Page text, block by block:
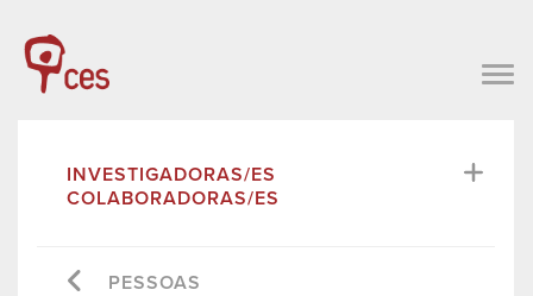
INVESTIGADORAS/ES
COLABORADORAS/ES
PESSOAS